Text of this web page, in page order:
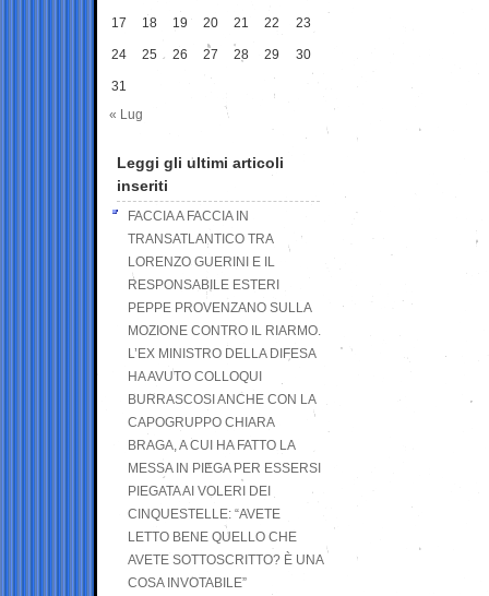
17 18 19 20 21 22 23
24 25 26 27 28 29 30
31
« Lug
Leggi gli ultimi articoli
inseriti
FACCIA A FACCIA IN
TRANSATLANTICO TRA
LORENZO GUERINI E IL
RESPONSABILE ESTERI
PEPPE PROVENZANO SULLA
MOZIONE CONTRO IL RIARMO.
L’EX MINISTRO DELLA DIFESA
HA AVUTO COLLOQUI
BURRASCOSI ANCHE CON LA
CAPOGRUPPO CHIARA
BRAGA, A CUI HA FATTO LA
MESSA IN PIEGA PER ESSERSI
PIEGATA AI VOLERI DEI
CINQUESTELLE: “AVETE
LETTO BENE QUELLO CHE
AVETE SOTTOSCRITTO? È UNA
COSA INVOTABILE”